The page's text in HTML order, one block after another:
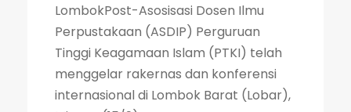
LombokPost-Asosisasi Dosen Ilmu
Perpustakaan (ASDIP) Perguruan
Tinggi Keagamaan Islam (PTKI) telah
menggelar rakernas dan konferensi
internasional di Lombok Barat (Lobar),